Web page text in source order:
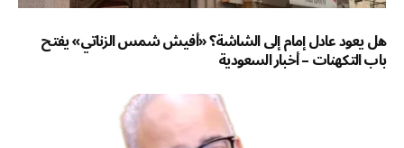
هل يعود عادل إمام إلى الشاشة؟ «أفيش شمس الزناتي» يفتح
باب التكهنات – أخبار السعودية